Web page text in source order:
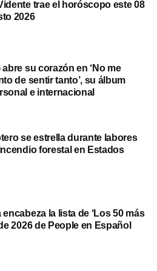
trae el horóscopo este 08
2026
abre su corazón en ‘No me
de sentir tanto’, su álbum
e internacional
se estrella durante labores
forestal en Estados
encabeza la lista de ‘Los 50 más
2026 de People en Español